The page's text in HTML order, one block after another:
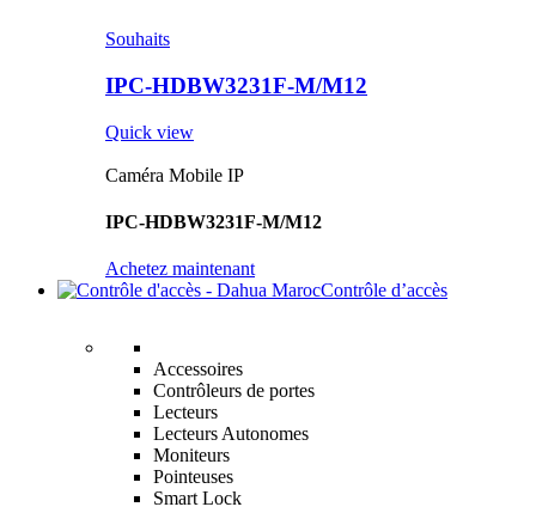
Souhaits
IPC-HDBW3231F-M/M12
Quick view
Caméra Mobile IP
IPC-HDBW3231F-M/M12
Achetez maintenant
Contrôle d’accès
Accessoires
Contrôleurs de portes
Lecteurs
Lecteurs Autonomes
Moniteurs
Pointeuses
Smart Lock